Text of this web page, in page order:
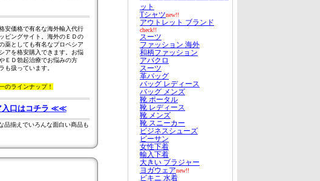
安価格で有名な海外輸入代行
ピングサイト。海外のＥＤの
薬としても有名なプロペシア
アを格安購入できます。お悩
ＥＤ勃起治療でお悩みの方
も扱っています。
のラインナップ！
口はコチラ ≪≪
品揃えでいろんな面白い商品も